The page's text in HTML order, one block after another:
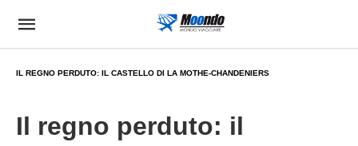
IL REGNO PERDUTO: IL CASTELLO DI LA MOTHE-CHANDENIERS
Il regno perduto: il